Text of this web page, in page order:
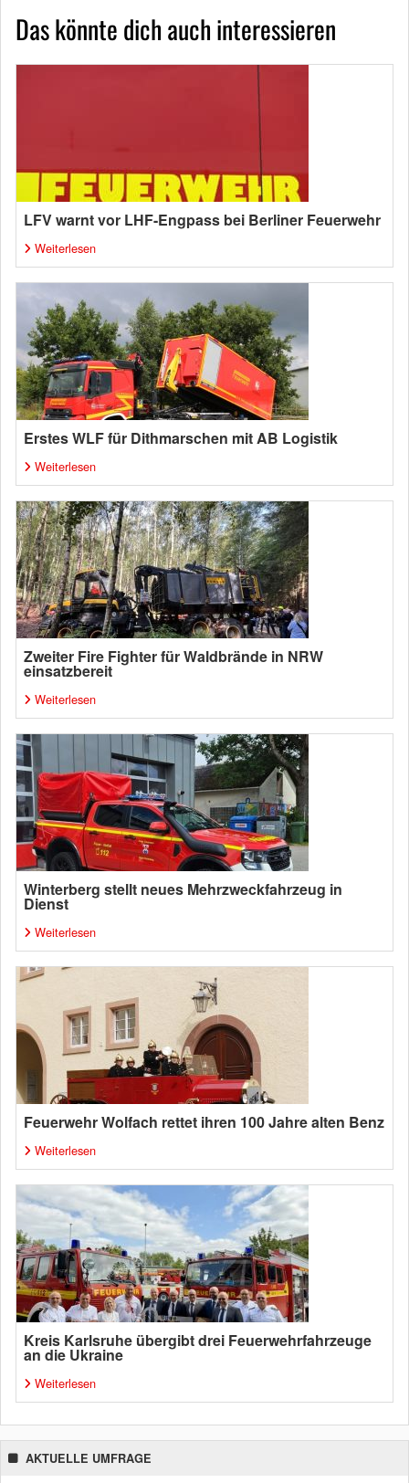
Das könnte dich auch interessieren
LFV warnt vor LHF-Engpass bei Berliner Feuerwehr
Weiterlesen
Erstes WLF für Dithmarschen mit AB Logistik
Weiterlesen
Zweiter Fire Fighter für Waldbrände in NRW
einsatzbereit
Weiterlesen
Winterberg stellt neues Mehrzweckfahrzeug in
Dienst
Weiterlesen
Feuerwehr Wolfach rettet ihren 100 Jahre alten Benz
Weiterlesen
Kreis Karlsruhe übergibt drei Feuerwehrfahrzeuge
an die Ukraine
Weiterlesen
AKTUELLE UMFRAGE